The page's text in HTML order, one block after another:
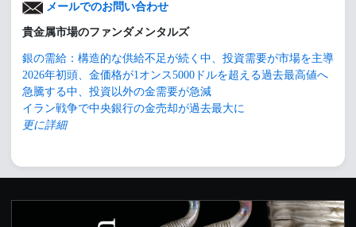
メールでのお問い合わせ
貴金属市場のファンダメンタルズ
銀の需給：構造的な供給不足が続く中、投資需要が市場を主導
2026年初頭、金価格が1オンス5000ドルを超える過去最高値へ
急騰する中、投資以外の金需要が急減
イラン戦争で中央銀行の金売却が過去最大に
更に詳細